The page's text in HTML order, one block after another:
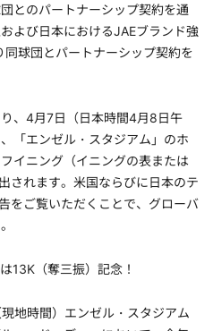
とのパートナーシップ契約を通
よび日本におけるJAEブランド強
球団とパートナーシップ契約を
、4月7日（日本時間4月8日午
「エンゼル・スタジアム」のホ
イニング（イニングの表または
されます。米国ならびに日本のテ
をご覧いただくことで、グローバ
13K（奪三振）記念！
時間）エンゼル・スタジアム